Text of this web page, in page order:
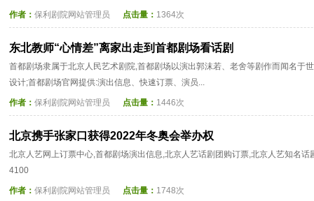
作者： 保利剧院网站管理员 点击量： 1364次
东北教师“心情差”离家出走到首都剧场看话剧
首都剧场隶属于北京人民艺术剧院,首都剧场以演出郭沫若、老舍等剧作而闻名于
设计;首都剧场官网提供:演出信息、快速订票、演员...
作者： 保利剧院网站管理员 点击量： 1446次
北京携手张家口获得2022年冬奥会举办权
北京人艺网上订票中心,首都剧场演出信息,北京人艺话剧团购订票,北京人艺知名
4100
作者： 保利剧院网站管理员 点击量： 1748次